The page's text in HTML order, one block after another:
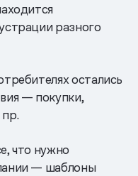
разного
остались
— покупки,
что нужно
— шаблоны